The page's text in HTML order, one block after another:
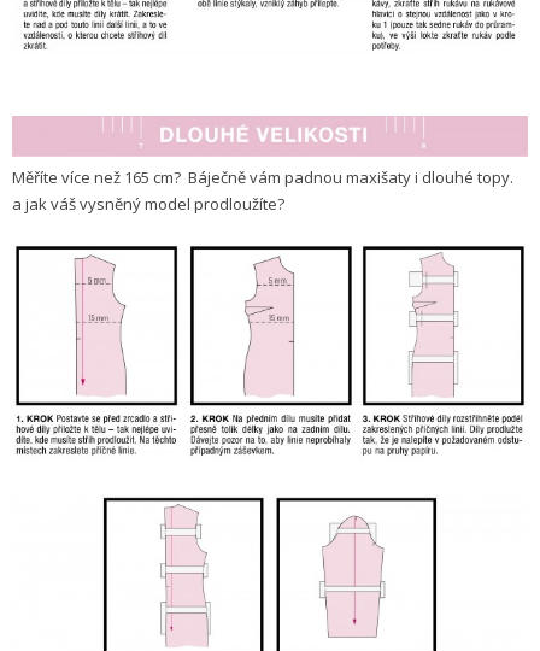
Měříte více než 165 cm? Báječně vám padnou maxišaty i dlouhé topy.
a jak váš vysněný model prodloužíte?